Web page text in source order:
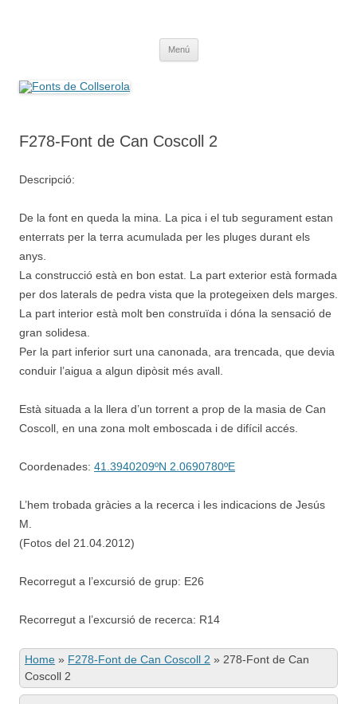
Menú
F278-Font de Can Coscoll 2
Descripció:
De la font en queda la mina. La pica i el tub segurament estan
enterrats per la terra acumulada per les pluges durant els
anys.
La construcció està en bon estat. La part exterior està formada
per dos laterals de pedra vista que la protegeixen dels marges.
La part interior està molt ben construïda i dóna la sensació de
gran solidesa.
Per la part inferior surt una canonada, ara trencada, que devia
conduir l’aigua a algun dipòsit més avall.
Està situada a la llera d’un torrent a prop de la masia de Can
Coscoll, en una zona molt emboscada i de difícil accés.
Coordenades: 41.3940209ºN 2.0690780ºE
L’hem trobada gràcies a la recerca i les indicacions de Jesús
M.
(Fotos del 21.04.2012)
Recorregut a l’excursió de grup: E26
Recorregut a l’excursió de recerca: R14
Home » F278-Font de Can Coscoll 2 » 278-Font de Can
Coscoll 2